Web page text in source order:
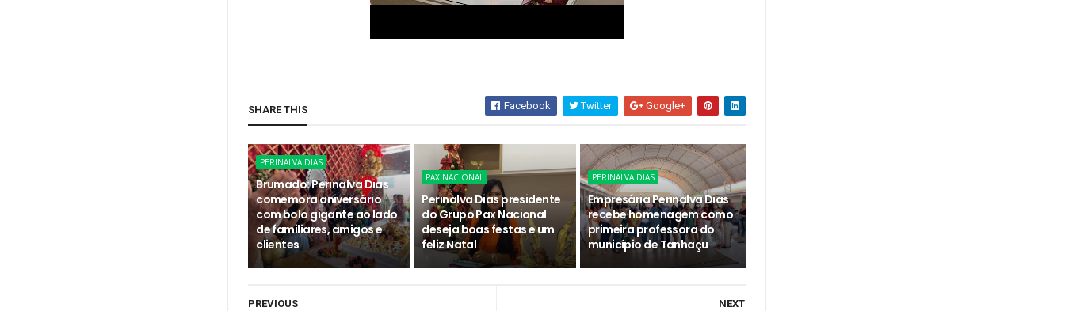
SHARE THIS Facebook Twitter Google+
PERINALVA DIAS
Brumado: Perinalva Dias
comemora aniversário
com bolo gigante ao lado
de familiares, amigos e
clientes
PAX NACIONAL
Perinalva Dias presidente
do Grupo Pax Nacional
deseja boas festas e um
feliz Natal
PERINALVA DIAS
Empresária Perinalva Dias
recebe homenagem como
primeira professora do
município de Tanhaçu
NEXT
PREVIOUS